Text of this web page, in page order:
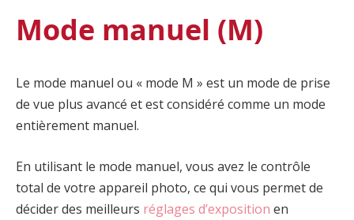
Mode manuel (M)
Le mode manuel ou « mode M » est un mode de prise
de vue plus avancé et est considéré comme un mode
entièrement manuel.
En utilisant le mode manuel, vous avez le contrôle
total de votre appareil photo, ce qui vous permet de
décider des meilleurs réglages d’exposition en